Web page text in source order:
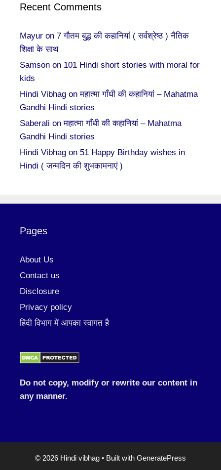
Recent Comments
Mayur on 7 गौतम बुद्ध की कहानियां ( सर्वश्रेष्ठ ) नैतिक
शिक्षा के साथ
Samson on 101 Hindi short stories with moral for
kids
Hindi Vibhag onमहात्मा गाँधी की कहानियां – Mahatma
Gandhi Hindi stories
Saberali onमहात्मा गाँधी की कहानियां – Mahatma
Gandhi Hindi stories
Hindi Vibhag on 51 Happy Birthday wishes in
Hindi ( जन्मदिन की शुभकामनाएं )
Pages
About Us
Contact us
Disclosure
Privacy policy
हिंदी विभाग में आपका स्वागत है
Do not copy, modify or rewrite our content in
any manner.
© 2026 Hindi vibhag • Built with GeneratePress